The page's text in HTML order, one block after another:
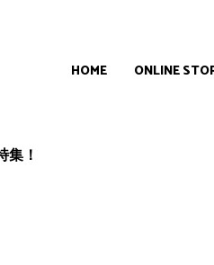
HOME ONLINE
集！